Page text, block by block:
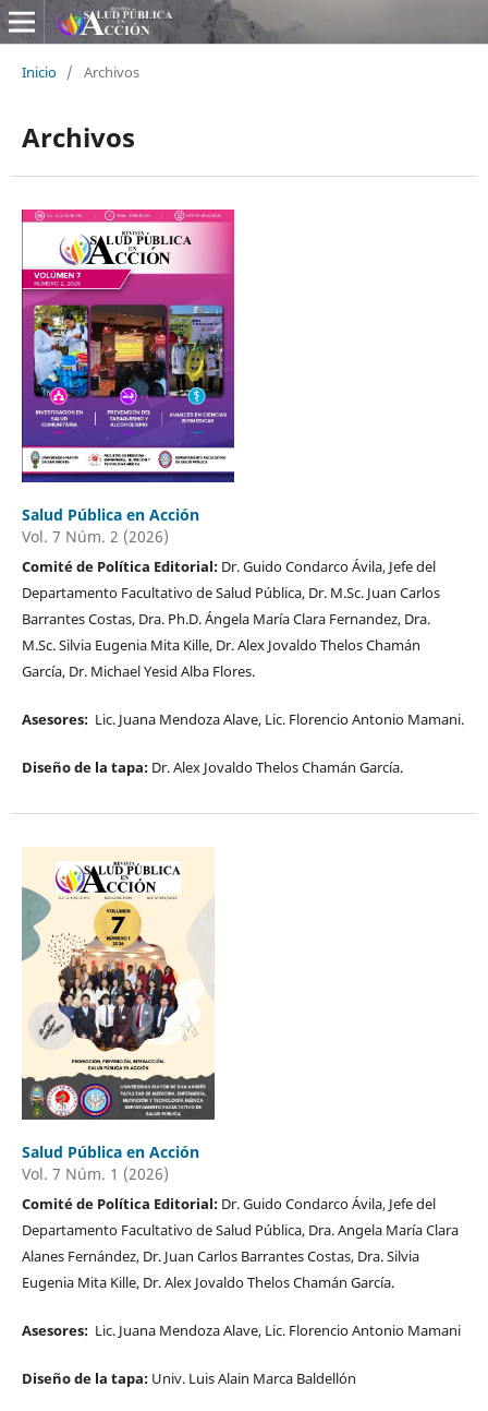
Inicio / Archivos
Archivos
Salud Pública en Acción
Vol. 7 Núm. 2 (2026)
Comité de Política Editorial: Dr. Guido Condarco Ávila, Jefe del
Departamento Facultativo de Salud Pública, Dr. M.Sc. Juan Carlos
Barrantes Costas, Dra. Ph.D. Ángela María Clara Fernandez, Dra.
M.Sc. Silvia Eugenia Mita Kille, Dr. Alex Jovaldo Thelos Chamán
García, Dr. Michael Yesid Alba Flores.
Asesores:Lic. Juana Mendoza Alave, Lic. Florencio Antonio Mamani.
Diseño de la tapa: Dr. Alex Jovaldo Thelos Chamán García.
Salud Pública en Acción
Vol. 7 Núm. 1 (2026)
Comité de Política Editorial: Dr. Guido Condarco Ávila, Jefe del
Departamento Facultativo de Salud Pública, Dra. Angela María Clara
Alanes Fernández, Dr. Juan Carlos Barrantes Costas, Dra. Silvia
Eugenia Mita Kille, Dr. Alex Jovaldo Thelos Chamán García.
Asesores:Lic. Juana Mendoza Alave, Lic. Florencio Antonio Mamani
Diseño de la tapa: Univ. Luis Alain Marca Baldellón